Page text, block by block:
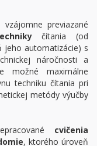
previazané
čítania (od
jeho automatizácie) s
náročnosti a
možné maximálne
techniku čítania pri
metódy výučby
cvičenia
, ktorého úroveň